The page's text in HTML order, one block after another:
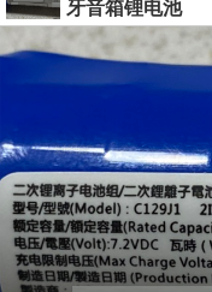
牙音箱锂电池